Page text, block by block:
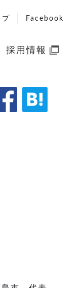
Facebook
採用情報